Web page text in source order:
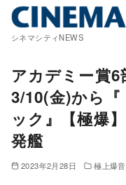
シネマシティNEWS
アカデミー賞6
3/10(金)から
ック』【極爆
発艦
2023年2月28日 極上爆